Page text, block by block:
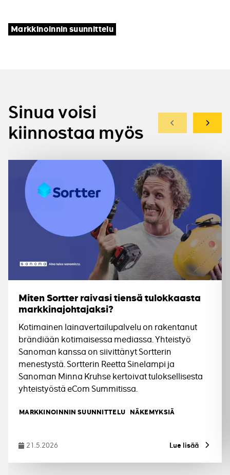
Tagit
Markkinoinnin suunnittelu
Sinua voisi
kiinnostaa myös
Edellinen
Miten Sortter raivasi tiensä tulokkaasta
markkinajohtajaksi?
Kotimainen lainavertailupalvelu on rakentanut
brändiään kotimaisessa mediassa. Yhteistyö
Sanoman kanssa on siivittänyt Sortterin
menestystä. Sortterin Reetta Sinelampi ja
Sanoman Minna Kruhse kertoivat tuloksellisesta
yhteistyöstä eCom Summitissa.
Tagit
MARKKINOINNIN SUUNNITTELU NÄKEMYKSIÄ
Julkaistu
21.5.2026 Lue lisää